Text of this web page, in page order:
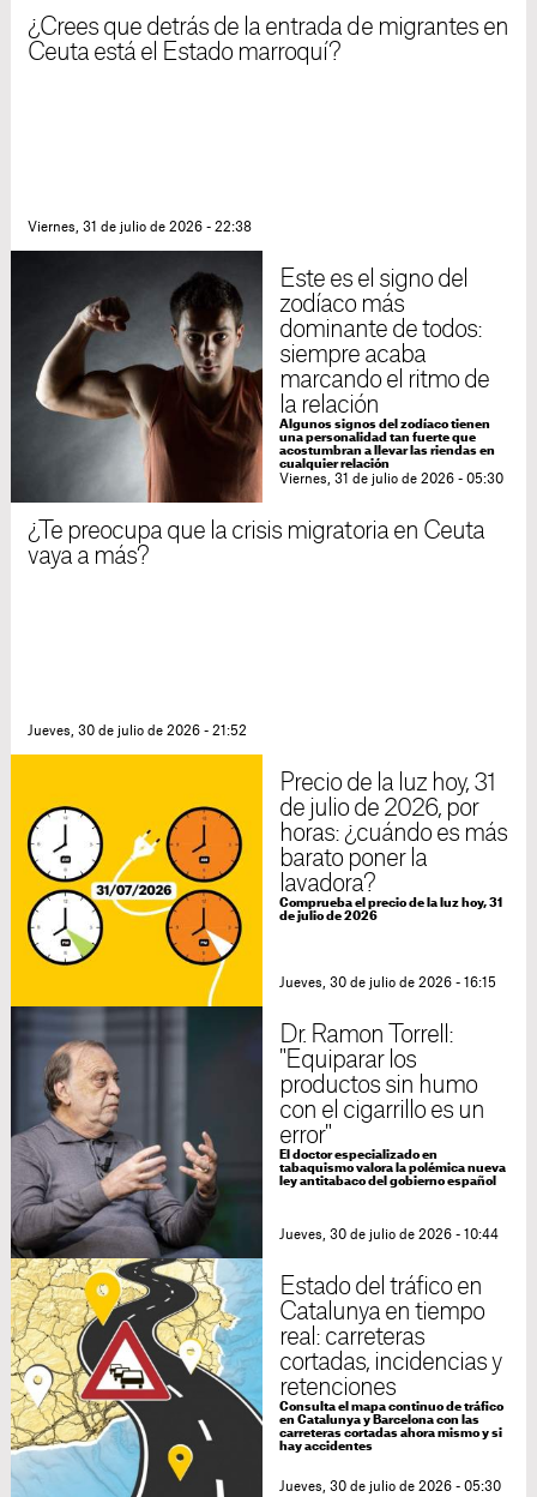
¿Crees que detrás de la entrada de migrantes en
Ceuta está el Estado marroquí?
Viernes, 31 de julio de 2026 - 22:38
Este es el signo del
zodíaco más
dominante de todos:
siempre acaba
marcando el ritmo de
la relación
Algunos signos del zodíaco tienen
una personalidad tan fuerte que
acostumbran a llevar las riendas en
cualquier relación
Viernes, 31 de julio de 2026 - 05:30
¿Te preocupa que la crisis migratoria en Ceuta
vaya a más?
Jueves, 30 de julio de 2026 - 21:52
Precio de la luz hoy, 31
de julio de 2026, por
horas: ¿cuándo es más
barato poner la
lavadora?
Comprueba el precio de la luz hoy, 31
de julio de 2026
Jueves, 30 de julio de 2026 - 16:15
Dr. Ramon Torrell:
"Equiparar los
productos sin humo
con el cigarrillo es un
error"
El doctor especializado en
tabaquismo valora la polémica nueva
ley antitabaco del gobierno español
Jueves, 30 de julio de 2026 - 10:44
Estado del tráfico en
Catalunya en tiempo
real: carreteras
cortadas, incidencias y
retenciones
Consulta el mapa continuo de tráfico
en Catalunya y Barcelona con las
carreteras cortadas ahora mismo y si
hay accidentes
Jueves, 30 de julio de 2026 - 05:30